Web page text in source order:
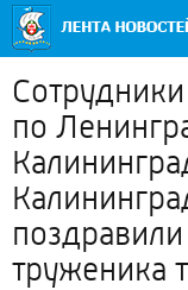
по
труженика